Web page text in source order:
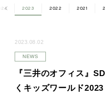
2023 2022 2021
2023.08.02
NEWS
『三井のオフィス』
くキッズワールド